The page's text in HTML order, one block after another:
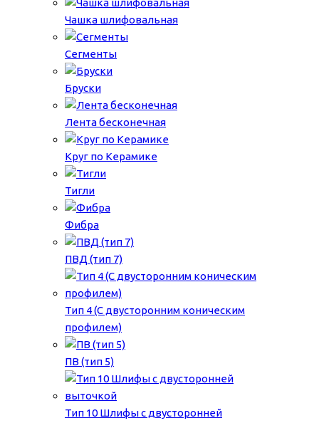
Чашка шлифовальная
Сегменты
Бруски
Лента бесконечная
Круг по Керамике
Тигли
Фибра
ПВД (тип 7)
Тип 4 (С двусторонним коническим
профилем)
ПВ (тип 5)
Тип 10 Шлифы с двусторонней